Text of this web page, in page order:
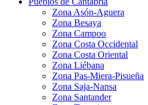
Zona Asón-Aguera
Zona Besaya
Zona Campoo
Zona Costa Occidental
Zona Costa Oriental
Zona Liébana
Zona Pas-Miera-Pisueña
Zona Saja-Nansa
Zona Santander